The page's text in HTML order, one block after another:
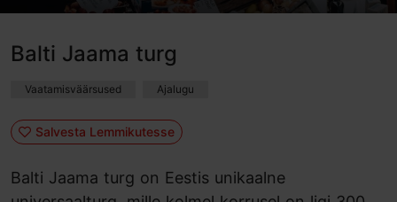
Balti Jaama turg
Vaatamisväärsused Ajalugu
Salvesta Lemmikutesse
Balti Jaama turg on Eestis unikaalne